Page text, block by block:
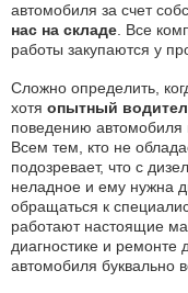
автомобиля за счет
нас на складе . Все
работы закупаются у
Сложно определить,
хотя опытный
поведению автомобиля
Всем тем, кто не
подозревает, что с
неладное и ему нужна
обращаться к
работают настоящие
диагностике и ремонте
автомобиля буквально